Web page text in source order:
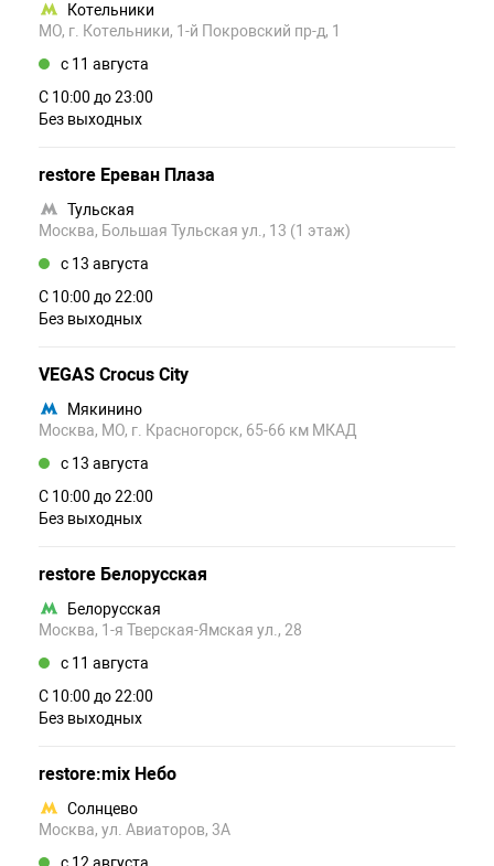
Котельники
МО, г. Котельники, 1-й Покровский пр-д, 1
c 11 августа
С 10:00 до 23:00
Без выходных
restore Ереван Плаза
Тульская
Москва, Большая Тульская ул., 13 (1 этаж)
c 13 августа
С 10:00 до 22:00
Без выходных
VEGAS Crocus City
Мякинино
Москва, МО, г. Красногорск, 65-66 км МКАД
c 13 августа
С 10:00 до 22:00
Без выходных
restore Белорусская
Белорусская
Москва, 1-я Тверская-Ямская ул., 28
c 11 августа
С 10:00 до 22:00
Без выходных
restore:mix Небо
Солнцево
Москва, ул. Авиаторов, 3А